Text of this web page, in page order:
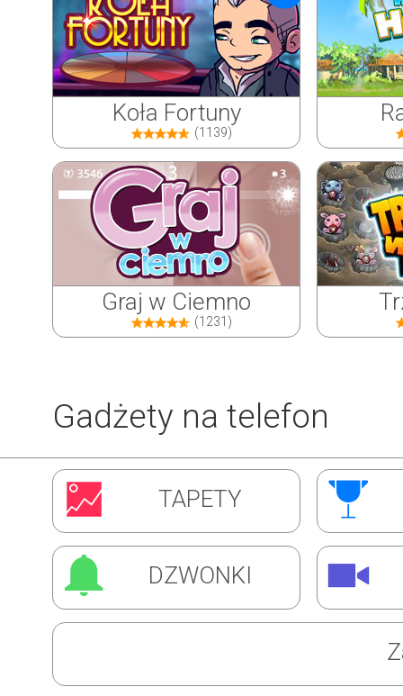
Koła Fortuny
(1139)
Graj w Ciemno
(1231)
Inwazja Robali
(1310)
Super Barman
Gadżety na telefon
TAPETY
DZWONKI